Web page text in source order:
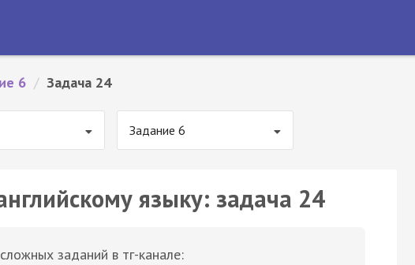
6 / Задача 24
Задание 6
языку: задача 24
заданий в тг-канале: